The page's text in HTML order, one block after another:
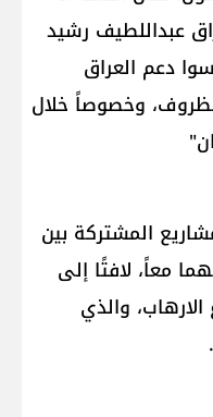
عبداللطيف رشيد
دعم العراق
وخصوصاً خلال
المشتركة بين
معاً، لافتًا إلى
والذي